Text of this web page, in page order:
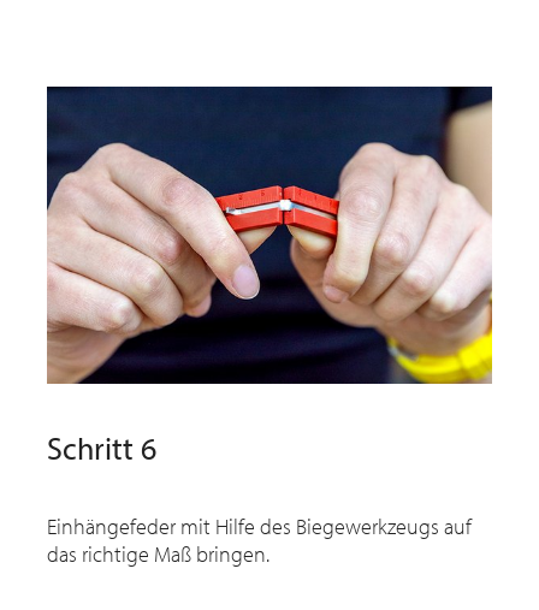
Schritt 6
Einhängefeder mit Hilfe des Biegewerkzeugs auf
das richtige Maß bringen.